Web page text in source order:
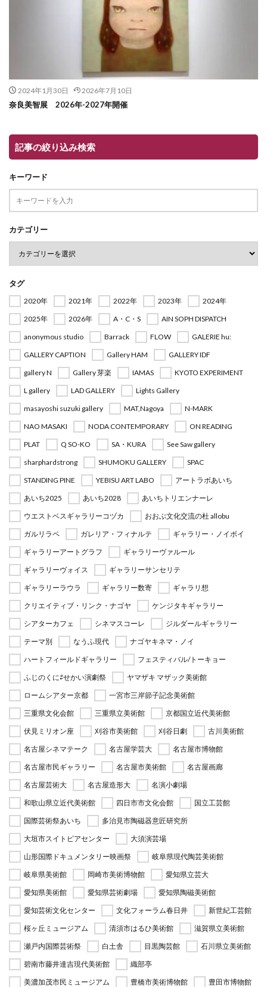
2024年1月30日 2026年7月10日
奈良美智展 2026年-2027年開催
記事の絞り込み検索
キーワード
カテゴリー
タグ
2020年 2021年 2022年 2023年
2024年
2025年
2026年 A・C・S
AIN SOPH DISPATCH
anonymous studio
Barrack FLOW
GALERIE hu:
GALLERY CAPTION
Gallery HAM
GALLERY IDF
gallery N
Gallery 芽楽 IAMAS
KYOTO EXPERIMENT
L gallery
LAD GALLERY
Lights Gallery
masayoshi suzuki gallery
MAT,Nagoya
N-MARK
NAO MASAKI
NODA CONTEMPORARY
ON READING
PLAT
Q SO-KO SA・KURA
See Saw gallery
sharphardstrong
SHUMOKU GALLERY
SPAC
STANDING PINE
YEBISU ART LABO
アートラボあいち
あいち2025
あいち2028
あいちトリエンナーレ
ウエストベスギャラリーコヅカ
おおぶ文化交流の杜 allobu
ガルリラペ
ガレリア・フィナルテ
ギャラリー・ノイボイ
ギャラリーアートグラフ
ギャラリーヴァルール
ギャラリーヴォイス
ギャラリーサンセリテ
ギャラリーラウラ
ギャラリー数寄
ギャラリ想
クリエイティブ・リンク・ナゴヤ
ケンジタキギャラリー
シアターカフェ
シネマスコーレ
ジルダールギャラリー
テーマ別
なうふ現代
ナゴヤキネマ・ノイ
ハートフィールドギャラリー
フェスティバル/トーキョー
ふじのくに⇄せかい演劇祭
ヤマザキ マザック美術館
ロームシアター京都
一宮市三岸節子記念美術館
三重県文化会館
三重県立美術館
京都国立近代美術館
伏見ミリオン座
刈谷市美術館 刈谷日劇
古川美術館
名古屋シネマテーク
名古屋学芸大
名古屋市博物館
名古屋市民ギャラリー
名古屋市美術館
名古屋画廊
名古屋芸術大
名古屋造形大
名演小劇場
和歌山県立近代美術館
四日市市文化会館
国立工芸館
国際芸術祭あいち
多治見市陶磁器意匠研究所
大垣市スイトピアセンター
大須演芸場
山形国際ドキュメンタリー映画祭
岐阜県現代陶芸美術館
岐阜県美術館
岡崎市美術博物館
愛知県立芸大
愛知県美術館
愛知県芸術劇場
愛知県陶磁美術館
愛知芸術文化センター
文化フォーラム春日井
新世紀工芸館
桜ヶ丘ミュージアム
清須市はるひ美術館
滋賀県立美術館
瀬戸内国際芸術祭
白土舎 目黒陶芸館
石川県立美術館
碧南市藤井達吉現代美術館
織部亭
美濃加茂市民ミュージアム
豊橋市美術博物館
豊田市博物館